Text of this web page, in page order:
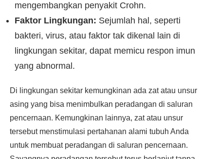
mengembangkan penyakit Crohn.
Faktor Lingkungan: Sejumlah hal, seperti
bakteri, virus, atau faktor tak dikenal lain di
lingkungan sekitar, dapat memicu respon imun
yang abnormal.
Di lingkungan sekitar kemungkinan ada zat atau unsur
asing yang bisa menimbulkan peradangan di saluran
pencernaan. Kemungkinan lainnya, zat atau unsur
tersebut menstimulasi pertahanan alami tubuh Anda
untuk membuat peradangan di saluran pencernaan.